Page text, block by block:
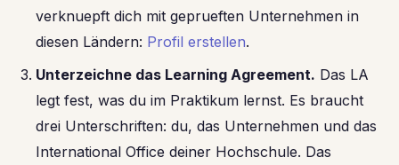
verknuepft dich mit geprueften Unternehmen in
diesen Ländern: Profil erstellen.
Unterzeichne das Learning Agreement. Das LA
legt fest, was du im Praktikum lernst. Es braucht
drei Unterschriften: du, das Unternehmen und das
International Office deiner Hochschule. Das